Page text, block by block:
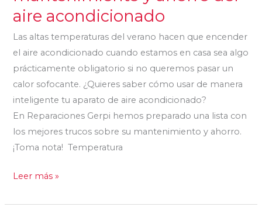
aire acondicionado
Las altas temperaturas del verano hacen que encender
el aire acondicionado cuando estamos en casa sea algo
prácticamente obligatorio si no queremos pasar un
calor sofocante. ¿Quieres saber cómo usar de manera
inteligente tu aparato de aire acondicionado?
En Reparaciones Gerpi hemos preparado una lista con
los mejores trucos sobre su mantenimiento y ahorro.
¡Toma nota! Temperatura
para
el
mantenimiento
y
ahorro
del
aire
acondicionado
Leer más »